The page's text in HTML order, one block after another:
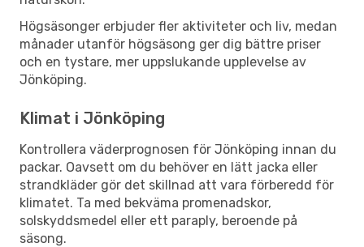
Högsäsonger erbjuder fler aktiviteter och liv, medan
månader utanför högsäsong ger dig bättre priser
och en tystare, mer uppslukande upplevelse av
Jönköping.
Klimat i Jönköping
Kontrollera väderprognosen för Jönköping innan du
packar. Oavsett om du behöver en lätt jacka eller
strandkläder gör det skillnad att vara förberedd för
klimatet. Ta med bekväma promenadskor,
solskyddsmedel eller ett paraply, beroende på
säsong.